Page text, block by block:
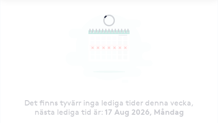
Det finns tyvärr inga lediga tider denna vecka,
nästa lediga tid är: 17 Aug 2026, Måndag